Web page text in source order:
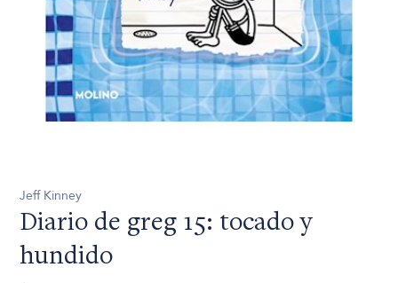
Jeff Kinney
Diario de greg 15: tocado y
hundido